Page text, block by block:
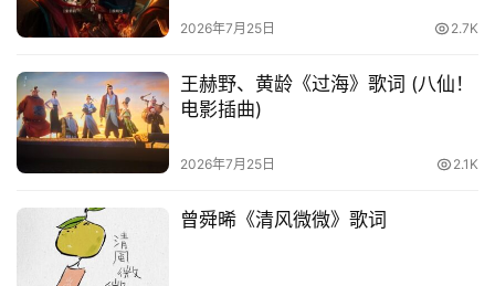
2026年7月25日 2.7K
王赫野、黄龄《过海》歌词 (八仙！
电影插曲)
2026年7月25日 2.1K
曾舜晞《清风微微》歌词